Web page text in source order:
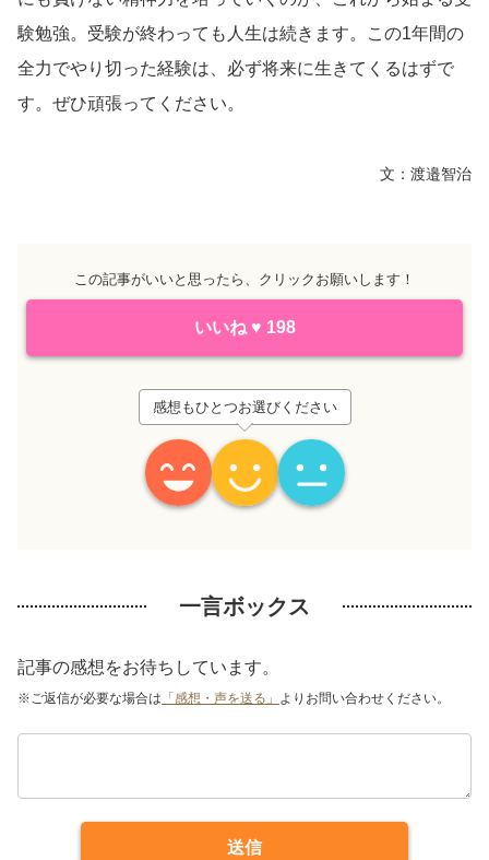
験勉強。受験が終わっても人生は続きます。この1年間の
全力でやり切った経験は、必ず将来に生きてくるはずで
す。ぜひ頑張ってください。
文：渡邉智治
この記事がいいと思ったら、クリックお願いします！
いいね ♥ 198
感想もひとつお選びください
一言ボックス
記事の感想をお待ちしています。
※ご返信が必要な場合は 「感想・声を送る」 よりお問い合わせください。
送信